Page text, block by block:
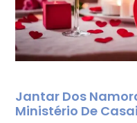
Jantar Dos
Ministério De